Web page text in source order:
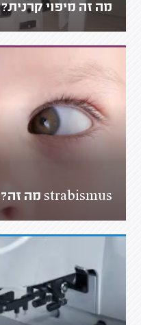
מה זה מיפוי קרנית?
strabismus מה זה?